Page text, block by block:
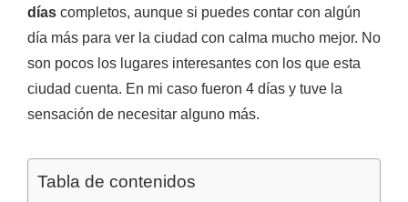
días completos, aunque si puedes contar con algún
día más para ver la ciudad con calma mucho mejor. No
son pocos los lugares interesantes con los que esta
ciudad cuenta. En mi caso fueron 4 días y tuve la
sensación de necesitar alguno más.
Tabla de contenidos